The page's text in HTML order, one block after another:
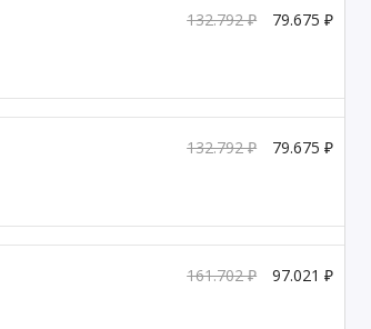
132.792 ₽ 79.675 ₽
132.792 ₽ 79.675 ₽
161.702 ₽ 97.021 ₽